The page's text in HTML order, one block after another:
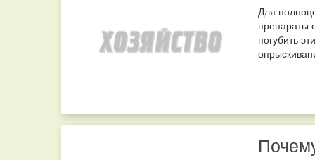
Для
препараты
погубить